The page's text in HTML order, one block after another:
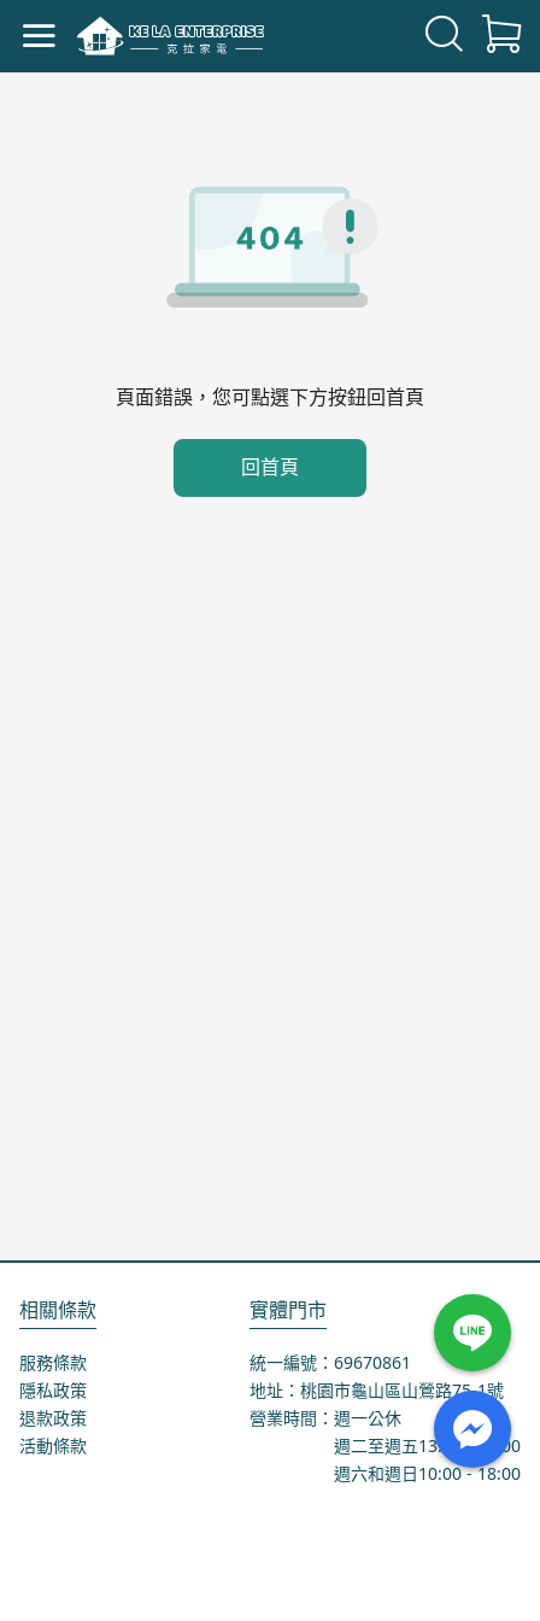
頁面錯誤，您可點選下方按鈕回首頁
回首頁
相關條款
服務條款
隱私政策
退款政策
活動條款
實體門市
統一編號：69670861
地址：桃園市龜山區山鶯路75-1號
營業時間：週一公休
週二至週五13:00 - 18:00
週六和週日10:00 - 18:00